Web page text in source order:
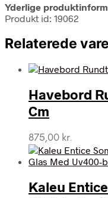
Yderlige
Produkt id: 19062
Relaterede
Havebord
Cm
875,00 kr.
Kaleu